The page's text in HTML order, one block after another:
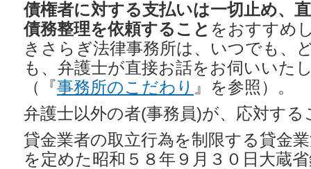
債権者に対する支払いは一切止め、
債務整理を依頼すること をおすすめ
きさらぎ法律事務所は、いつでも、
も、弁護士が直接お話をお伺いいた
（『事務所のこだわり 』を参照）。
弁護士以外の者(事務員)が、応対す
貸金業者の取立行為を制限する貸金
を定めた昭和５８年９月３０日大蔵